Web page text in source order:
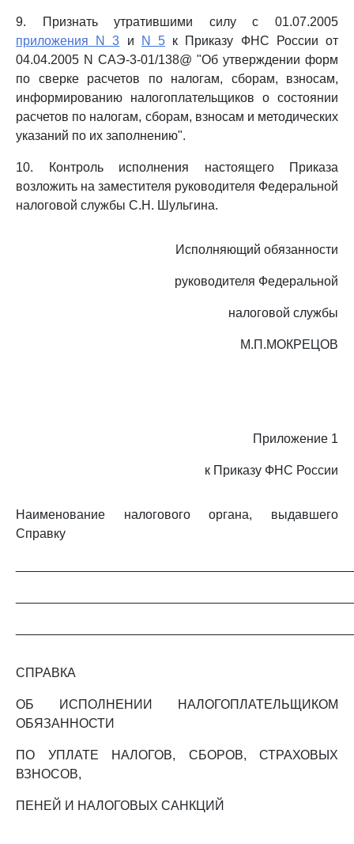
9. Признать утратившими силу с 01.07.2005
приложения N 3 и N 5 к Приказу ФНС России от
04.04.2005 N САЭ-3-01/138@ "Об утверждении форм
по сверке расчетов по налогам, сборам, взносам,
информированию налогоплательщиков о состоянии
расчетов по налогам, сборам, взносам и методических
указаний по их заполнению".
10. Контроль исполнения настоящего Приказа
возложить на заместителя руководителя Федеральной
налоговой службы С.Н. Шульгина.
Исполняющий обязанности
руководителя Федеральной
налоговой службы
М.П.МОКРЕЦОВ
Приложение 1
к Приказу ФНС России
Наименование налогового органа, выдавшего
Справку
СПРАВКА
ОБ ИСПОЛНЕНИИ НАЛОГОПЛАТЕЛЬЩИКОМ
ОБЯЗАННОСТИ
ПО УПЛАТЕ НАЛОГОВ, СБОРОВ, СТРАХОВЫХ
ВЗНОСОВ,
ПЕНЕЙ И НАЛОГОВЫХ САНКЦИЙ